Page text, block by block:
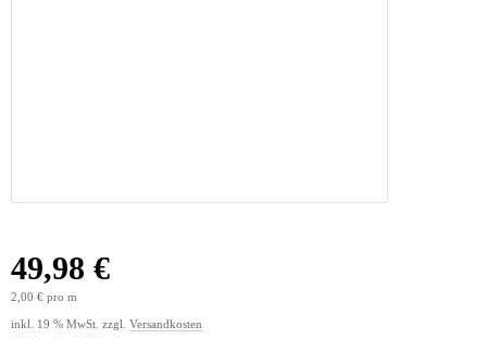
49,98 €
2,00 € pro m
inkl. 19 % MwSt. zzgl. Versandkosten